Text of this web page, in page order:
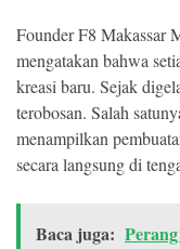
Founder F8 Makassar
mengatakan bahwa
kreasi baru. Sejak
terobosan. Salah
menampilkan
secara langsung di
Baca juga: